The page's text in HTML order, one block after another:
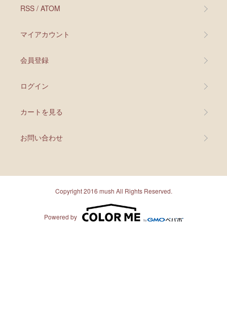
RSS / ATOM
マイアカウント
会員登録
ログイン
カートを見る
お問い合わせ
Copyright 2016 mush All Rights Reserved.
Powered by